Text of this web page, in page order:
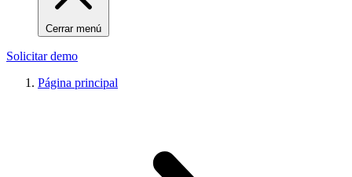
Cerrar menú
Solicitar demo
Página principal